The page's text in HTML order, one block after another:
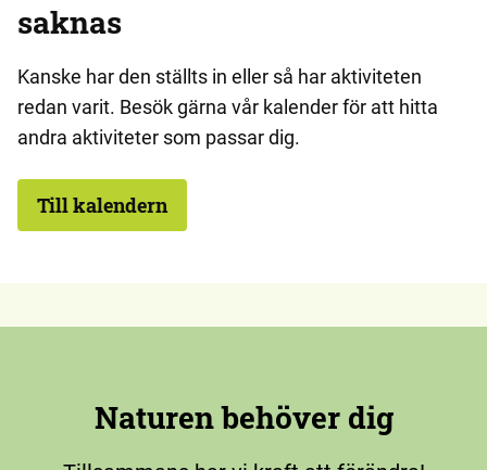
saknas
Kanske har den ställts in eller så har aktiviteten
redan varit. Besök gärna vår kalender för att hitta
andra aktiviteter som passar dig.
Till kalendern
Naturen behöver dig